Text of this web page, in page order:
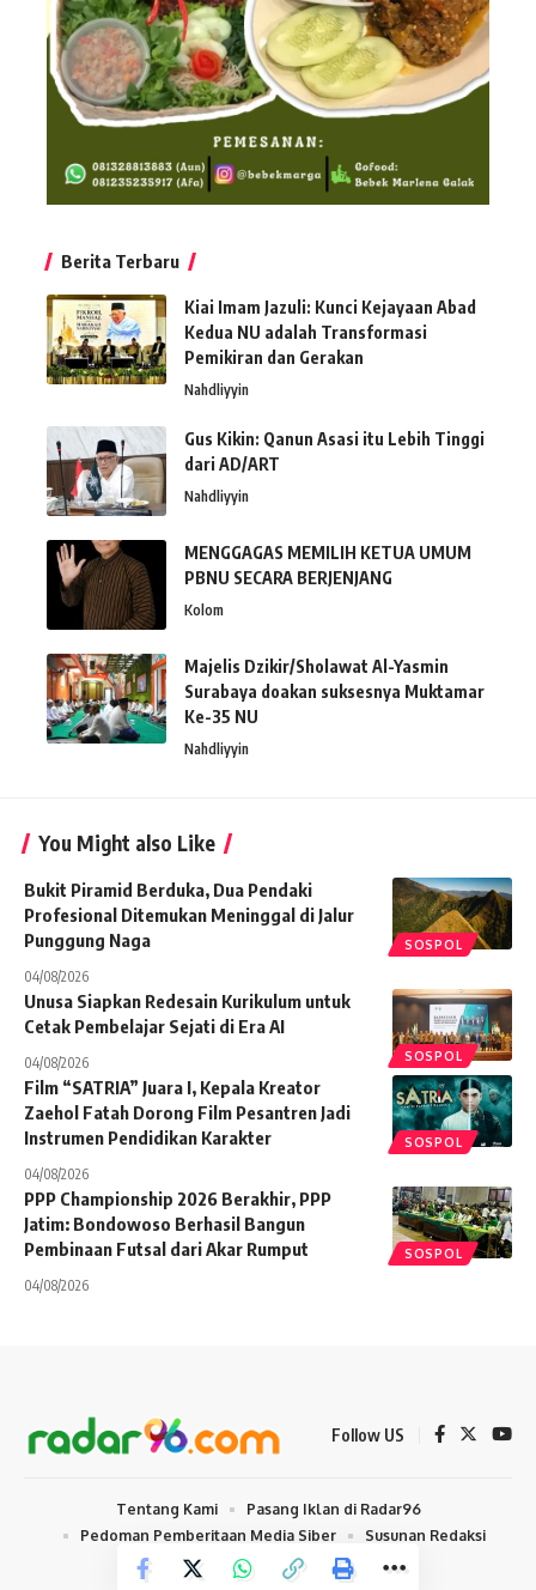
Berita Terbaru
Kiai Imam Jazuli: Kunci Kejayaan Abad
Kedua NU adalah Transformasi
Pemikiran dan Gerakan
Nahdliyyin
Gus Kikin: Qanun Asasi itu Lebih Tinggi
dari AD/ART
Nahdliyyin
MENGGAGAS MEMILIH KETUA UMUM
PBNU SECARA BERJENJANG
Kolom
Majelis Dzikir/Sholawat Al-Yasmin
Surabaya doakan suksesnya Muktamar
Ke-35 NU
Nahdliyyin
You Might also Like
SOSPOL
Bukit Piramid Berduka, Dua Pendaki
Profesional Ditemukan Meninggal di Jalur
Punggung Naga
04/08/2026
SOSPOL
Unusa Siapkan Redesain Kurikulum untuk
Cetak Pembelajar Sejati di Era AI
04/08/2026
SOSPOL
Film “SATRIA” Juara I, Kepala Kreator
Zaehol Fatah Dorong Film Pesantren Jadi
Instrumen Pendidikan Karakter
04/08/2026
SOSPOL
PPP Championship 2026 Berakhir, PPP
Jatim: Bondowoso Berhasil Bangun
Pembinaan Futsal dari Akar Rumput
04/08/2026
Follow US
© 2024 radar96.com. All Rights Reserved.
Tentang Kami
Pasang Iklan di Radar96
Pedoman Pemberitaan Media Siber
Susunan Redaksi